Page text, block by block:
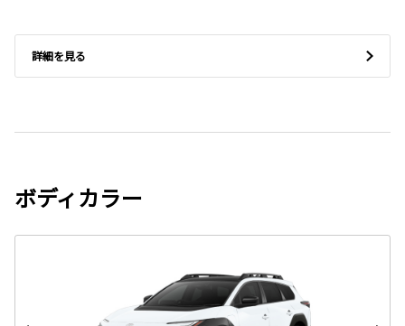
詳細を見る
ボディカラー